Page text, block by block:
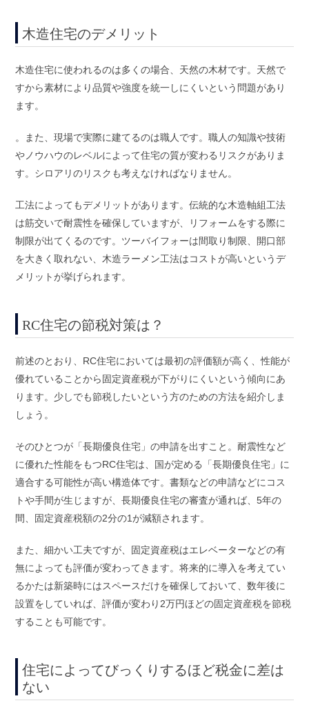
木造住宅のデメリット
木造住宅に使われるのは多くの場合、天然の木材です。天然で
すから素材により品質や強度を統一しにくいという問題があり
ます。
。また、現場で実際に建てるのは職人です。職人の知識や技術
やノウハウのレベルによって住宅の質が変わるリスクがありま
す。シロアリのリスクも考えなければなりません。
工法によってもデメリットがあります。伝統的な木造軸組工法
は筋交いで耐震性を確保していますが、リフォームをする際に
制限が出てくるのです。ツーバイフォーは間取り制限、開口部
を大きく取れない、木造ラーメン工法はコストが高いというデ
メリットが挙げられます。
RC住宅の節税対策は？
前述のとおり、RC住宅においては最初の評価額が高く、性能が
優れていることから固定資産税が下がりにくいという傾向にあ
ります。少しでも節税したいという方のための方法を紹介しま
しょう。
そのひとつが「長期優良住宅」の申請を出すこと。耐震性など
に優れた性能をもつRC住宅は、国が定める「長期優良住宅」に
適合する可能性が高い構造体です。書類などの申請などにコス
トや手間が生じますが、長期優良住宅の審査が通れば、5年の
間、固定資産税額の2分の1が減額されます。
また、細かい工夫ですが、固定資産税はエレベーターなどの有
無によっても評価が変わってきます。将来的に導入を考えてい
るかたは新築時にはスペースだけを確保しておいて、数年後に
設置をしていれば、評価が変わり2万円ほどの固定資産税を節税
することも可能です。
住宅によってびっくりするほど税金に差は
ない